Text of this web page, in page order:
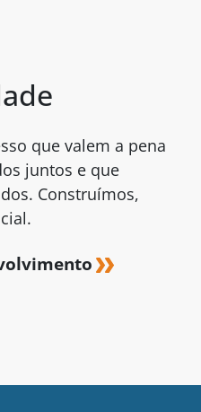
que valem a pena
juntos e que
Construímos,